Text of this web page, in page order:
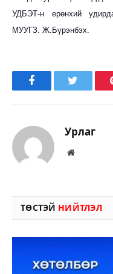
УДБЭТ-н ерөнхий
МУУГЗ. Ж.Бүрэнбэх.
FacebookTwitter
Урлаг
Вэбсайт
ТӨСТЭЙ НИЙТЛЭЛ